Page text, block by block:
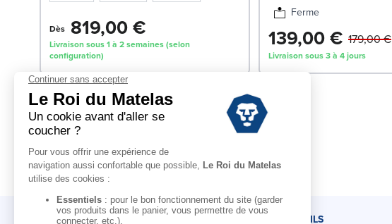
Dès 819,00 €
Livraison sous 1 à 2 semaines (selon
configuration)
Ferme
139,00 € 179,00 €
Livraison sous 3 à 4 jours
LE ROI DU MATELAS CONSEILS